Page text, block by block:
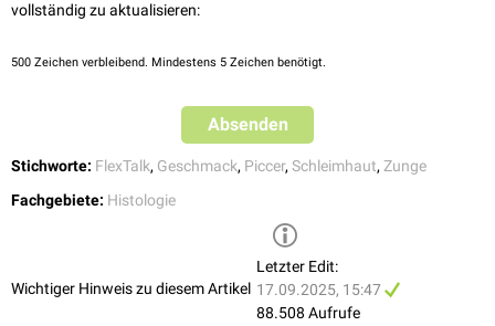
an dasZNSweiterleiten.
Zelltypen
sind die sekundären Sinneszellen, die sich anhand ihrer Form und Vesikel
unterscheiden. Der Zelltyp IV (Basalzelle) entspricht der Stammzelle und
vollständig zu aktualisieren:
500 Zeichen verbleibend. Mindestens 5 Zeichen benötigt.
Absenden
Stichworte: FlexTalk, Geschmack, Piccer, Schleimhaut, Zunge
Fachgebiete: Histologie
Wichtiger Hinweis zu diesem Artikel
Letzter Edit:
17.09.2025, 15:47
88.508 Aufrufe